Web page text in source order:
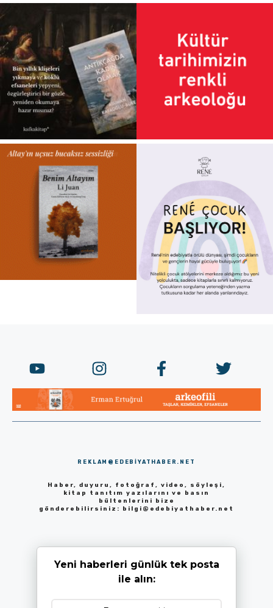
REKLAM@EDEBIYATHABER.NET
Haber, duyuru, fotoğraf, video, söyleşi,
kitap tanıtım yazılarını ve basın
bültenlerini bize
gönderebilirsiniz: bilgi@edebiyathaber.net
Yeni haberleri günlük tek posta
ile alın: